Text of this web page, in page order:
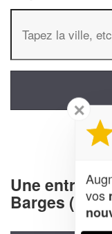
Une
Barges
✕
vos